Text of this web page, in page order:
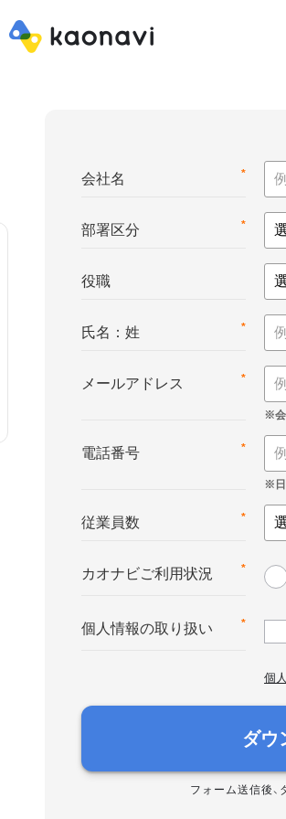
*
会社名
*
部署区分
役職
*
氏名：姓
*
メールアドレス
*
電話番号
*
従業員数
*
カオナビご利用状況
*
個人情報の取り扱い
個
ダウ
フォーム送信後